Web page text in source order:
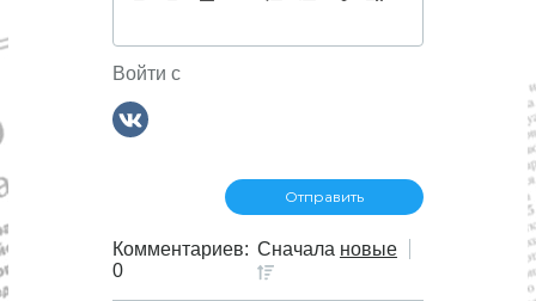
Войти с
Комментариев:
0
Сначала новые